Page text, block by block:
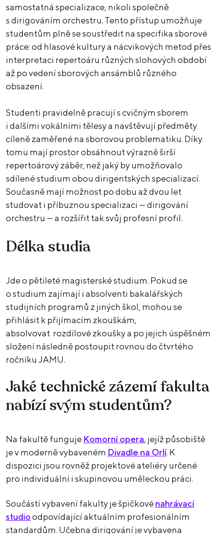
samostatná specializace, nikoli společně
s dirigováním orchestru. Tento přístup umožňuje
studentům plně se soustředit na specifika sborové
práce: od hlasové kultury a nácvikových metod přes
interpretaci repertoáru různých slohových období
až po vedení sborových ansámblů různého
obsazení.
Studenti pravidelně pracují s cvičným sborem
i dalšími vokálními tělesy a navštěvují předměty
cíleně zaměřené na sborovou problematiku. Díky
tomu mají prostor obsáhnout výrazně širší
repertoárový záběr, než jaký by umožňovalo
sdílené studium obou dirigentských specializací.
Současně mají možnost po dobu až dvou let
studovat i příbuznou specializaci — dirigování
orchestru — a rozšířit tak svůj profesní profil.
Délka studia
Jde o pětileté magisterské studium. Pokud se
o studium zajímají i absolventi bakalářských
studijních programů z jiných škol, mohou se
přihlásit k přijímacím zkouškám,
absolvovat rozdílové zkoušky a po jejich úspěšném
složení následně postoupit rovnou do čtvrtého
ročníku JAMU.
Jaké technické zázemí fakulta
nabízí svým studentům?
Na fakultě funguje Komorní opera, jejíž působiště
je v moderně vybaveném Divadle na Orlí. K
dispozici jsou rovněž projektové ateliéry určené
pro individuální i skupinovou uměleckou práci.
Součástí vybavení fakulty je špičkovénahrávací
studioodpovídající aktuálním profesionálním
standardům. Učebna dirigování je vybavena